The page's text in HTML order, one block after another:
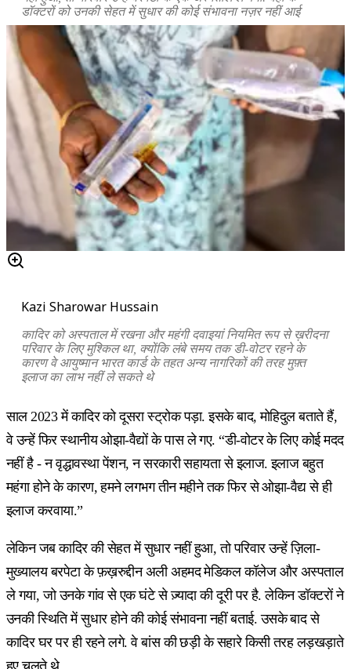
डॉक्टरों को उनकी सेहत में सुधार की कोई संभावना नज़र नहीं आई
Kazi Sharowar Hussain
कादिर को अस्पताल में रखना और महंगी दवाइयां नियमित रूप से ख़रीदना
परिवार के लिए मुश्किल था, क्योंकि लंबे समय तक डी-वोटर रहने के
कारण वे आयुष्मान भारत कार्ड के तहत अन्य नागरिकों की तरह मुफ़्त
इलाज का लाभ नहीं ले सकते थे
साल 2023 में कादिर को दूसरा स्ट्रोक पड़ा. इसके बाद, मोहिदुल बताते हैं,
वे उन्हें फिर स्थानीय ओझा-वैद्यों के पास ले गए. “डी-वोटर के लिए कोई मदद
नहीं है - न वृद्धावस्था पेंशन, न सरकारी सहायता से इलाज. इलाज बहुत
महंगा होने के कारण, हमने लगभग तीन महीने तक फिर से ओझा-वैद्य से ही
इलाज करवाया.”
लेकिन जब कादिर की सेहत में सुधार नहीं हुआ, तो परिवार उन्हें ज़िला-
मुख्यालय बरपेटा के फ़ख़रुद्दीन अली अहमद मेडिकल कॉलेज और अस्पताल
ले गया, जो उनके गांव से एक घंटे से ज़्यादा की दूरी पर है. लेकिन डॉक्टरों ने
उनकी स्थिति में सुधार होने की कोई संभावना नहीं बताई. उसके बाद से
कादिर घर पर ही रहने लगे. वे बांस की छड़ी के सहारे किसी तरह लड़खड़ाते